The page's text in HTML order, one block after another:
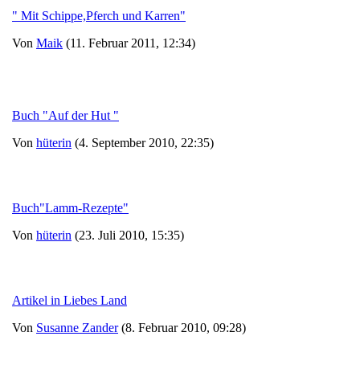
" Mit Schippe,Pferch und Karren"
Von Maik (11. Februar 2011, 12:34)
Buch "Auf der Hut "
Von hüterin (4. September 2010, 22:35)
Buch"Lamm-Rezepte"
Von hüterin (23. Juli 2010, 15:35)
Artikel in Liebes Land
Von Susanne Zander(8. Februar 2010, 09:28)